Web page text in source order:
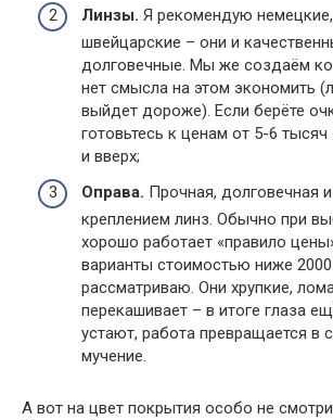
Линзы. Я рекомендую
швейцарские – они и
долговечные. Мы же создаём
нет смысла на этом экономить
выйдет дороже). Если берёте
готовьтесь к ценам от 5-6
и вверх;
Оправа. Прочная, долговечная
креплением линз. Обычно при
хорошо работает «правило
варианты стоимостью ниже
рассматриваю. Они хрупкие,
перекашивает – в итоге глаза
устают, работа превращается в
мучение.
А вот на цвет покрытия особо не